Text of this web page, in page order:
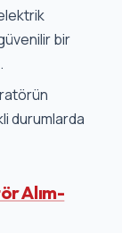
güvenilir bir
durumlarda
Alım-